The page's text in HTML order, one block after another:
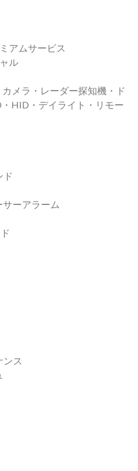
アムサービス
ル
メラ・レーダー探知機・ド
HID・デイライト・リモー
ド
ーアラーム
ス